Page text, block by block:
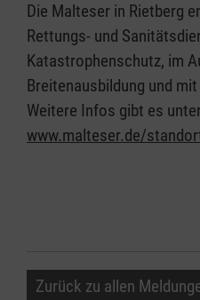
Die Malteser in Rietberg
Rettungs- und
Katastrophenschutz, im
Breitenausbildung und
Weitere Infos gibt es unter
www.malteser.de/
Zurück zu allen